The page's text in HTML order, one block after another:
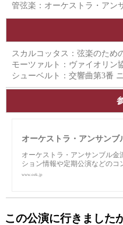
管弦楽： オーケストラ・アン
スカルコッタス：弦楽のため
モーツァルト：ヴァイオリン
シューベルト：交響曲第3番
オーケストラ・アンサンブ
オーケストラ・アンサンブル金
ション情報や定期公演などのコ
www.oek.jp
この公演に行きました